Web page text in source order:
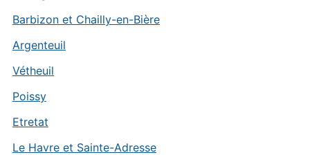
Barbizon et Chailly-en-Bière
Argenteuil
Vétheuil
Poissy
Etretat
Le Havre et Sainte-Adresse